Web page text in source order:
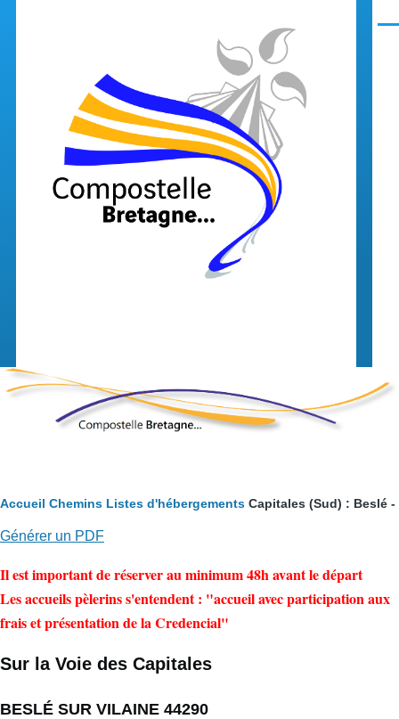
Fil
d'Ariane
Accueil Chemins Listes d'hébergements Capitales (Sud) : Beslé
Générer un PDF
Il est important de réserver au minimum 48h avant le départ
Les accueils pèlerins s'entendent : "accueil avec participation aux
frais et présentation de la Credencial"
Sur la Voie des Capitales
BESLÉ SUR VILAINE 44290